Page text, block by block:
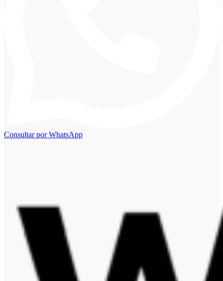
Consultar por WhatsApp